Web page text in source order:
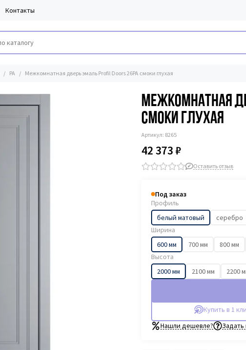
Контакты
PA Межкомнатная дверь эмаль Profil Doors 26PA смоки глухая
Межкомнатная
смоки глухая
Артикул: 8265
42 373 ₽
Оставить отзыв
Под заказ
Профиль
белый матовый
серебро
Ширина
600 мм
700 мм 800 мм
Высота
2000 мм
2100 мм 2200
Купить в 1
Нашли дешевле?
Задать